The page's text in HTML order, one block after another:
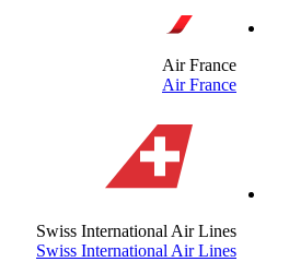
Air
Air
Swiss International Air
Swiss International Air